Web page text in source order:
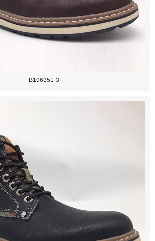
B196351-3